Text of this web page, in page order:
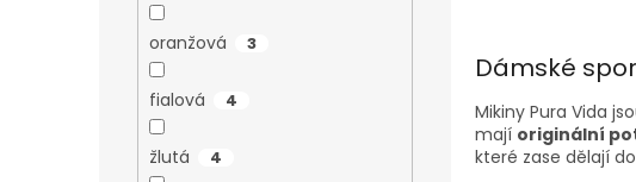
oranžová 3
fialová 4
žlutá 4
Dámské
Mikiny Pura Vida
mají originální
které zase dělají